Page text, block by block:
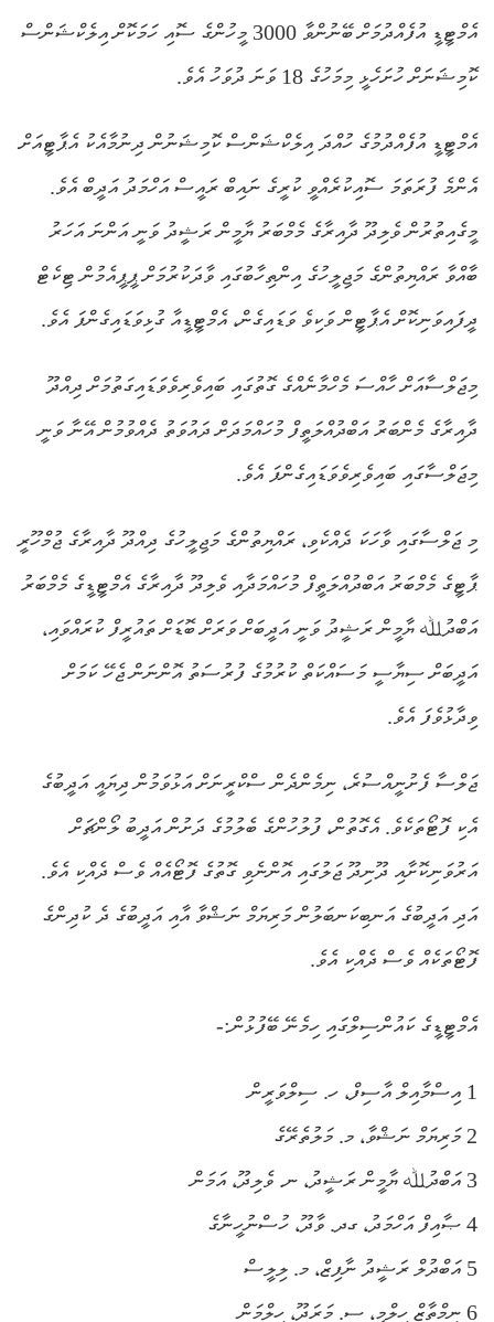
އެމްޓީޑީ އުފެއްދުމަށް ބޭނުންވާ 3000 މީހުންގެ ސޮއި ހަމަކޮށް އިލެކްޝަންސް
ކޮމިޝަނަށް ހުށަހެޅީ މިމަހުގެ 18 ވަނަ ދުވަހު އެވެ.
އެމްޓީޑީ އުފެއްދުމުގެ ހުއްދަ އިލެކްޝަންސް ކޮމިޝަނުން ދިނުމާއެކު އެޕާޓީއަށް
އެންމެ ފުރަތަމަ ސޮއިކުރެއްވީ ކުރީގެ ނައިބް ރައީސް އަހްމަދު އަދީބް އެވެ.
މީގެއިތުރުން ވެލިދޫ ދާއިރާގެ މެމްބަރު ޔާމީން ރަޝީދު ވަނީ އަންނަ އަހަރު
ބާއްވާ ރައްޔިތުންގެ މަޖިލީހުގެ އިންތިހާބުގައި ވާދަކުރުމަށް ޕީޕީއެމުން ޓިކެޓް
ދީފައިވަނިކޮށް އެޕާޓީން ވަކިވެ ވަޑައިގެން، އެމްޓީޑީއާ ގުޅިވަޑައިގެންފަ އެވެ.
މިޖަލްސާއަށް ހާއްސަ މެހްމާނެއްގެ ގޮތުގައި ބައިވެރިވެވަޑައިގަތުމަށް ދިއްދޫ
ދާއިރާގެ މެންބަރު އަބްދުއްލަތީފް މުހައްމަދަށް ދައުވަތު ދެއްވުމުން އޭނާ ވަނީ
މިޖަލްސާގައި ބައިވެރިވެވަޑައިގެންފަ އެވެ.
މި ޖަލްސާގައި ވާހަކަ ދެއްކެވި، ރައްޔިތުންގެ މަޖިލީހުގެ ދިއްދޫ ދާއިރާގެ ޖުމްހޫރީ
ޕާޓީގެ މެމްބަރު އަބްދުއްލަތީފް މުހައްމަދާއި ވެލިދޫ ދާއިރާގެ އެމްޓީޑީގެ މެމްބަރު
އަބްދުﷲ ޔާމީން ރަޝީދު ވަނީ އަދީބަށް ވަރަށް ބޮޑަށް ތައުރީފް ކުރައްވައި،
އަދީބަށް ސިޔާސީ މަސައްކަތް ކުރުމުގެ ފުރުސަތު އޮންނަން ޖެހޭ ކަމަށް
ވިދާޅުވެފަ އެވެ.
ޖަލްސާ ފެށުނީއްސުރެ، ނިމެންދެން ސްކްރީނަށް އަޅުވަމުން ދިޔައީ އަދީބުގެ
އެކި ފޮޓޯތަކެވެ. އެގޮތުން، ފުލުހުންގެ ބެލުމުގެ ދަށުން އަދީބު ލޯންޗަށް
އަރުވަނިކޮށާއި ދޫނިދޫ ޖަލުގައި އޮންނެވި ގޮތުގެ ފޮޓޯއެއް ވެސް ދެއްކި އެވެ.
އަދި އަދީބުގެ އަނބިކަނބަލުން މަރިޔަމް ނަޝްވާ އާއި އަދީބުގެ ދެ ކުދިންގެ
ފޮޓޯތަކެއް ވެސް ދެއްކި އެވެ.
އެމްޓީޑީގެ ކައުންސިލްގައި ހިމެނޭ ބޭފުޅުން:-
1 އިސްމާއިލް އާސިފް، ހ. ސިލްވަރީން
2 މަރިޔަމް ނަޝްވާ، މ. މަލުތެރޭގެ
3 އަބްދުﷲ ޔާމީން ރަޝީދު، ނ. ވެލިދޫ، އަމަން
4 ޞާއިފް އަހްމަދު، ގދ. ވާދޫ، ހުސްނުހީނާގެ
5 އަބްދުލް ރަޝީދު ނާފިޒް، މ. ލިލީސް
6 ނިމްތާޒް ހިލްމީ، ސ. މަރަދޫ، ހިލްމަން